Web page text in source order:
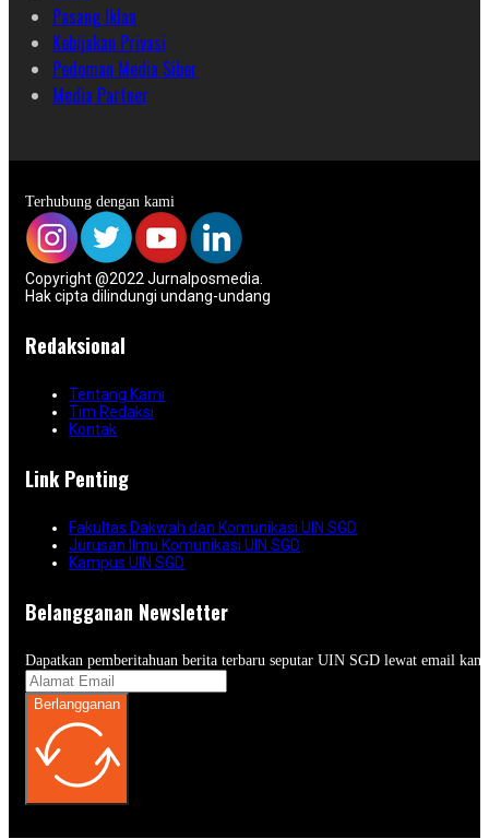
Pasang Iklan
Kebijakan Privasi
Pedoman Media Siber
Media Partner
Terhubung dengan kami
Copyright @2022 Jurnalposmedia.
Hak cipta dilindungi undang-undang
Redaksional
Tentang Kami
Tim Redaksi
Kontak
Link Penting
Fakultas Dakwah dan Komunikasi UIN SGD
Jurusan Ilmu Komunikasi UIN SGD
Kampus UIN SGD
Belangganan Newsletter
Dapatkan pemberitahuan berita terbaru seputar UIN SGD lewat email
Berlangganan